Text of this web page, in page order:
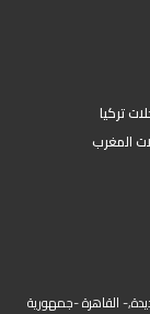
تركيا
المغرب
مصر الجديدة,- القاهرة -جمهورية